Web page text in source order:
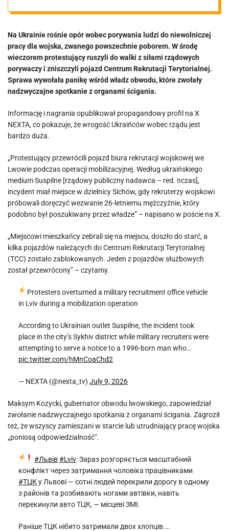
ojczyznę.
Gubernator
grozi [VIDEO]
Na Ukrainie rośnie opór wobec porywania ludzi do niewolniczej
pracy dla wojska, zwanego powszechnie poborem. W środę
wieczorem protestujący ruszyli do walki z siłami rządowych
porywaczy i zniszczyli pojazd Centrum Rekrutacji Terytorialnej.
Sprawa wywołała panikę wśród władz obwodu, które zwołały
nadzwyczajne spotkanie z organami ścigania.
Informację i nagrania opublikował propagandowy profil na X
NEXTA, co pokazuje, że wrogość Ukraińców wobec rządu jest
bardzo duża.
„Protestujący przewrócili pojazd biura rekrutacji wojskowej we
Lwowie podczas operacji mobilizacyjnej. Według ukraińskiego
medium Suspilne [rządowy publiczny nadawca – red. nczas],
incydent miał miejsce w dzielnicy Sichów, gdy rekruterzy wojskowi
próbowali doręczyć wezwanie 26-letniemu mężczyźnie, który
podobno był poszukiwany przez władze” – napisano w poście na X.
„Miejscowi mieszkańcy zebrali się na miejscu, doszło do starć, a
kilka pojazdów należących do Centrum Rekrutacji Terytorialnej
(TCC) zostało zablokowanych. Jeden z pojazdów służbowych
został przewrócony” – czytamy.
Protesters overturned a military recruitment office vehicle
in Lviv during a mobilization operation
According to Ukrainian outlet Suspilne, the incident took
place in the city’s Sykhiv district while military recruiters were
attempting to serve a notice to a 1996-born man who…
pic.twitter.com/hMnCoaChd2
— NEXTA (@nexta_tv) July 9, 2026
Maksym Kozycki, gubernator obwodu lwowskiego, zapowiedział
zwołanie nadzwyczajnego spotkania z organami ścigania. Zagroził
też, że wszyscy zamieszani w starcie lub utrudniający pracę wojska
„poniosą odpowiedzialność”.
#Львів#Lviv: Зараз розгоряється масштабний
конфлікт через затримання чоловіка працівниками
#ТЦКу Львові — сотні людей перекрили дорогу в одному
з районів та розбивають ногами автівки, навіть
перекинули авто ТЦК, — місцеві ЗМІ.
Раніше ТЦК нібито затримали двох хлопців.…